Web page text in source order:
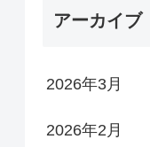
アーカイブ
2026年3月
2026年2月